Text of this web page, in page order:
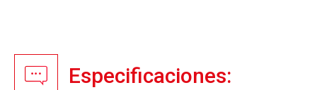
Especificaciones: